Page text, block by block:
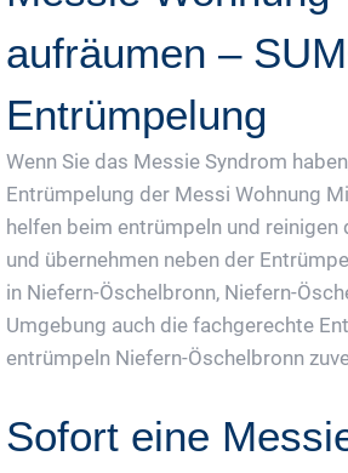
aufräumen –
Entrümpelung
Wenn Sie das Messie Syndrom
Entrümpelung der Messi Wohnung
helfen beim entrümpeln und reinigen
und übernehmen neben der
in Niefern-Öschelbronn, Niefern-
Umgebung auch die fachgerechte
entrümpeln Niefern-Öschelbronn
Sofort eine